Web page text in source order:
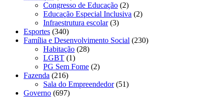
Congresso de Educação (2)
Educação Especial Inclusiva (2)
Infraestrutura escolar(3)
Esportes (340)
Família e Desenvolvimento Social (230)
Habitação (28)
LGBT (1)
PG Sem Fome (2)
Fazenda (216)
Sala do Empreendedor(51)
Governo (697)